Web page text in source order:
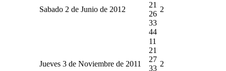
Sabado 2 de Junio de 2012
21
26
33
44
2
Jueves 3 de Noviembre de 2011
11
21
27
33
2